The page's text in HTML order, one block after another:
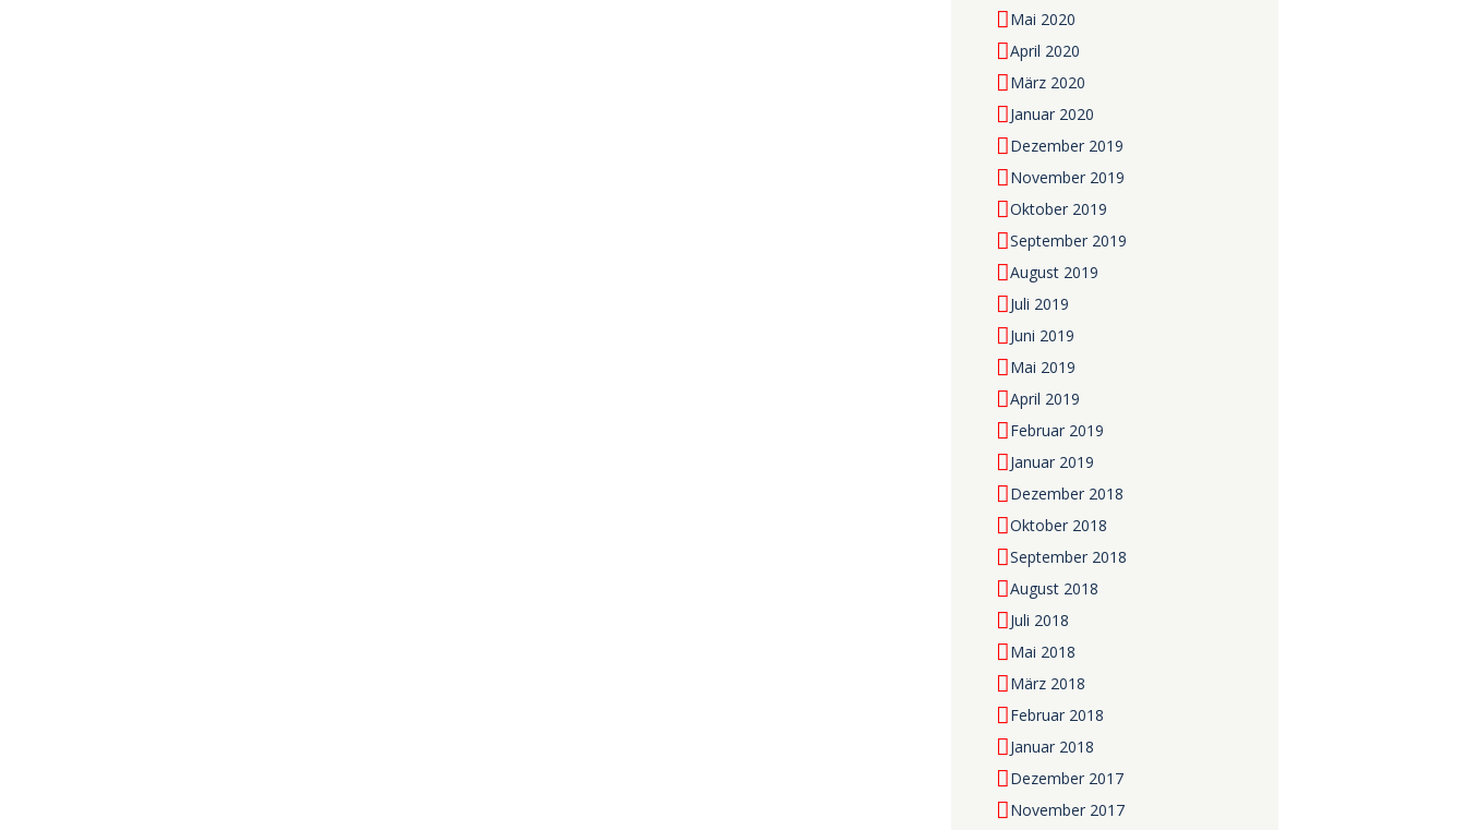
Mai 2020
April 2020
März 2020
Januar 2020
Dezember 2019
November 2019
Oktober 2019
September 2019
August 2019
Juli 2019
Juni 2019
Mai 2019
April 2019
Februar 2019
Januar 2019
Dezember 2018
Oktober 2018
September 2018
August 2018
Juli 2018
Mai 2018
März 2018
Februar 2018
Januar 2018
Dezember 2017
November 2017